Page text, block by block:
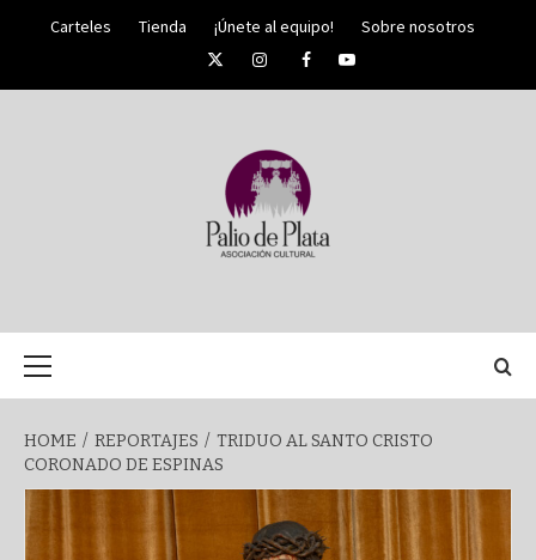
Carteles Tienda ¡Únete al equipo!
Sobre nosotros
TwitterInstagramFacebookYouTube
SEMANA
SANTA DE
MÁLAGA
HOME REPORTAJES
TRIDUO AL SANTO CRISTO
CORONADO DE ESPINAS